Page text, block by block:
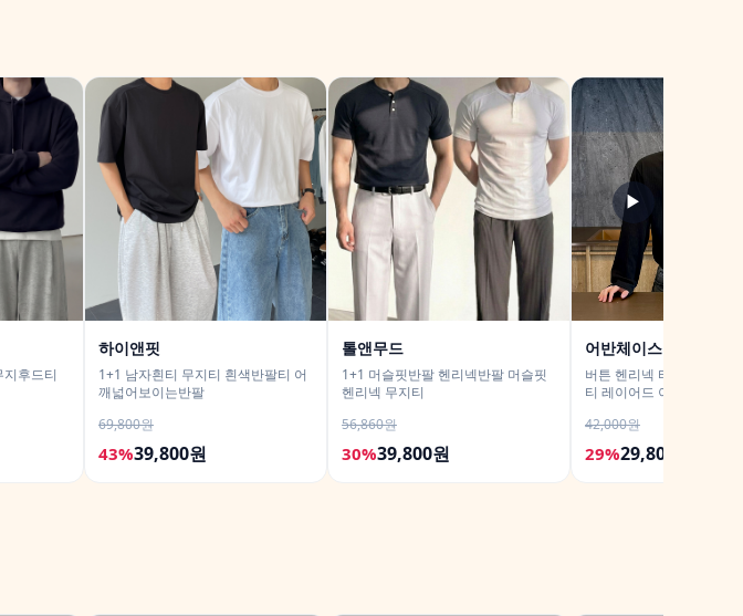
후드티
하이앤핏
1+1 남자흰티 무지티 흰색반팔티 어
깨넓어보이는반팔
69,800원
43%39,800원
톨앤무드
1+1 머슬핏반팔 헨리넥반팔 머슬핏
헨리넥 무지티
56,860원
30%39,800원
어반체이스
버튼 헨리넥 티셔츠 긴팔
티 레이어드 이너 남녀공
42,000원
29%29,800원
▶